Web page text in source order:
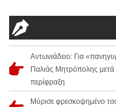
Αντωνιάδειο: Για
Παλιάς Μητρόπολης
περίφραξη
Μύρισε φρεσκοψημένο